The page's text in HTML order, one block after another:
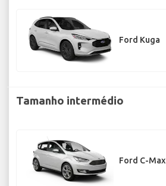
Ford Kuga
Tamanho intermédio
Ford C-Max